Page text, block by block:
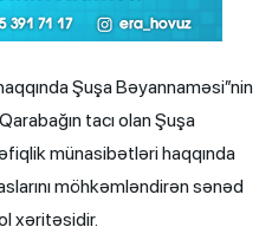
Şuşa Bəyannaməsi”nin
tacı olan Şuşa
münasibətləri haqqında
möhkəmləndirən sənəd
xəritəsidir.